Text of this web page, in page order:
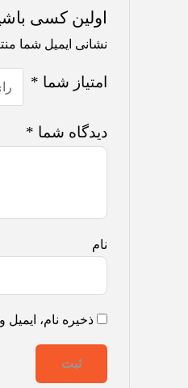
اولین کسی
نشانی ایمیل شما
امتیاز شما *
دیدگاه شما *
نام
ذخیره نام،